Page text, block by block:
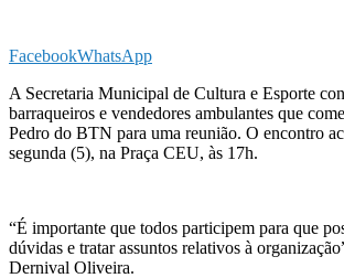
FacebookWhatsApp
A Secretaria Municipal de Cultura e Esporte
barraqueiros e vendedores ambulantes que
Pedro do BTN para uma reunião. O encontro
segunda (5), na Praça CEU, às 17h.
“É importante que todos participem para que
dúvidas e tratar assuntos relativos à
Dernival Oliveira.